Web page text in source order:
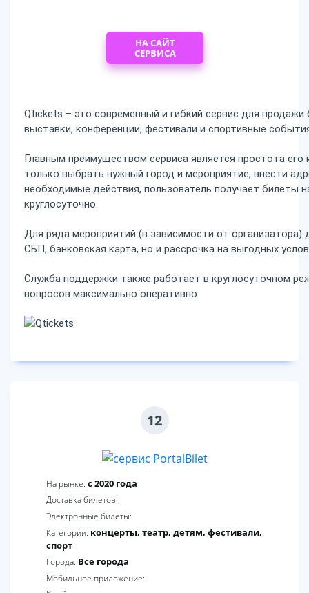
НА САЙТ
СЕРВИСА
Qtickets – это современный и гибкий сервис для
выставки, конференции, фестивали и спортивные
Главным преимуществом сервиса является простота
только выбрать нужный город и мероприятие, внести
необходимые действия, пользователь получает билеты
круглосуточно.
Для ряда мероприятий (в зависимости от
СБП, банковская карта, но и рассрочка на выгодных
Служба поддержки также работает в круглосуточном
вопросов максимально оперативно.
12
На рынке: c 2020 года
Доставка билетов:
Электронные билеты:
Категории: концерты, театр, детям, фестивали,
спорт
Города: Все города
Мобильное приложение: